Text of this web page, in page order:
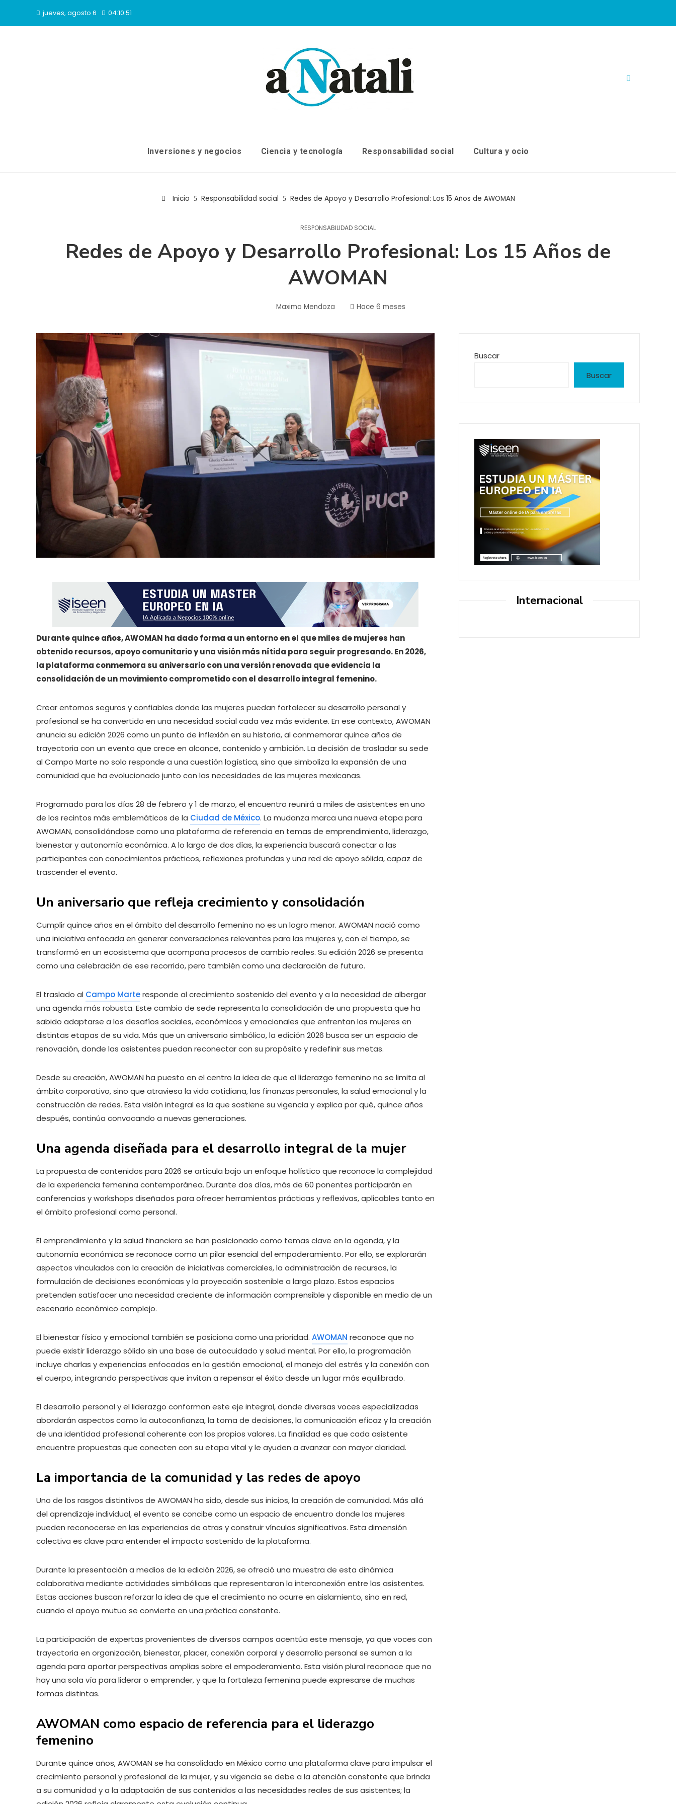
jueves, agosto 6 04:10:52
Inversiones y negocios Ciencia y tecnología Responsabilidad social Cultura y ocio
Inicio Responsabilidad social Redes de Apoyo y Desarrollo Profesional: Los 15 Años de AWOMAN
RESPONSABILIDAD SOCIAL
Redes de Apoyo y Desarrollo Profesional: Los 15 Años de
AWOMAN
Maximo Mendoza Hace 6 meses
Durante quince años, AWOMAN ha dado forma a un entorno en el que miles de mujeres han
obtenido recursos, apoyo comunitario y una visión más nítida para seguir progresando. En 2026,
la plataforma conmemora su aniversario con una versión renovada que evidencia la
consolidación de un movimiento comprometido con el desarrollo integral femenino.
Crear entornos seguros y confiables donde las mujeres puedan fortalecer su desarrollo personal y
profesional se ha convertido en una necesidad social cada vez más evidente. En ese contexto, AWOMAN
anuncia su edición 2026 como un punto de inflexión en su historia, al conmemorar quince años de
trayectoria con un evento que crece en alcance, contenido y ambición. La decisión de trasladar su sede
al Campo Marte no solo responde a una cuestión logística, sino que simboliza la expansión de una
comunidad que ha evolucionado junto con las necesidades de las mujeres mexicanas.
Programado para los días 28 de febrero y 1 de marzo, el encuentro reunirá a miles de asistentes en uno
de los recintos más emblemáticos de la Ciudad de México. La mudanza marca una nueva etapa para
AWOMAN, consolidándose como una plataforma de referencia en temas de emprendimiento, liderazgo,
bienestar y autonomía económica. A lo largo de dos días, la experiencia buscará conectar a las
participantes con conocimientos prácticos, reflexiones profundas y una red de apoyo sólida, capaz de
trascender el evento.
Un aniversario que refleja crecimiento y consolidación
Cumplir quince años en el ámbito del desarrollo femenino no es un logro menor. AWOMAN nació como
una iniciativa enfocada en generar conversaciones relevantes para las mujeres y, con el tiempo, se
transformó en un ecosistema que acompaña procesos de cambio reales. Su edición 2026 se presenta
como una celebración de ese recorrido, pero también como una declaración de futuro.
El traslado al Campo Marteresponde al crecimiento sostenido del evento y a la necesidad de albergar
una agenda más robusta. Este cambio de sede representa la consolidación de una propuesta que ha
sabido adaptarse a los desafíos sociales, económicos y emocionales que enfrentan las mujeres en
distintas etapas de su vida. Más que un aniversario simbólico, la edición 2026 busca ser un espacio de
renovación, donde las asistentes puedan reconectar con su propósito y redefinir sus metas.
Desde su creación, AWOMAN ha puesto en el centro la idea de que el liderazgo femenino no se limita al
ámbito corporativo, sino que atraviesa la vida cotidiana, las finanzas personales, la salud emocional y la
construcción de redes. Esta visión integral es la que sostiene su vigencia y explica por qué, quince años
después, continúa convocando a nuevas generaciones.
Una agenda diseñada para el desarrollo integral de la mujer
La propuesta de contenidos para 2026 se articula bajo un enfoque holístico que reconoce la complejidad
de la experiencia femenina contemporánea. Durante dos días, más de 60 ponentes participarán en
conferencias y workshops diseñados para ofrecer herramientas prácticas y reflexivas, aplicables tanto en
el ámbito profesional como personal.
El emprendimiento y la salud financiera se han posicionado como temas clave en la agenda, y la
autonomía económica se reconoce como un pilar esencial del empoderamiento. Por ello, se explorarán
aspectos vinculados con la creación de iniciativas comerciales, la administración de recursos, la
formulación de decisiones económicas y la proyección sostenible a largo plazo. Estos espacios
pretenden satisfacer una necesidad creciente de información comprensible y disponible en medio de un
escenario económico complejo.
El bienestar físico y emocional también se posiciona como una prioridad. AWOMAN reconoce que no
puede existir liderazgo sólido sin una base de autocuidado y salud mental. Por ello, la programación
incluye charlas y experiencias enfocadas en la gestión emocional, el manejo del estrés y la conexión con
el cuerpo, integrando perspectivas que invitan a repensar el éxito desde un lugar más equilibrado.
El desarrollo personal y el liderazgo conforman este eje integral, donde diversas voces especializadas
abordarán aspectos como la autoconfianza, la toma de decisiones, la comunicación eficaz y la creación
de una identidad profesional coherente con los propios valores. La finalidad es que cada asistente
encuentre propuestas que conecten con su etapa vital y le ayuden a avanzar con mayor claridad.
La importancia de la comunidad y las redes de apoyo
Uno de los rasgos distintivos de AWOMAN ha sido, desde sus inicios, la creación de comunidad. Más allá
del aprendizaje individual, el evento se concibe como un espacio de encuentro donde las mujeres
pueden reconocerse en las experiencias de otras y construir vínculos significativos. Esta dimensión
colectiva es clave para entender el impacto sostenido de la plataforma.
Durante la presentación a medios de la edición 2026, se ofreció una muestra de esta dinámica
colaborativa mediante actividades simbólicas que representaron la interconexión entre las asistentes.
Estas acciones buscan reforzar la idea de que el crecimiento no ocurre en aislamiento, sino en red,
cuando el apoyo mutuo se convierte en una práctica constante.
La participación de expertas provenientes de diversos campos acentúa este mensaje, ya que voces con
trayectoria en organización, bienestar, placer, conexión corporal y desarrollo personal se suman a la
agenda para aportar perspectivas amplias sobre el empoderamiento. Esta visión plural reconoce que no
hay una sola vía para liderar o emprender, y que la fortaleza femenina puede expresarse de muchas
formas distintas.
AWOMAN como espacio de referencia para el liderazgo
femenino
Durante quince años, AWOMAN se ha consolidado en México como una plataforma clave para impulsar el
crecimiento personal y profesional de la mujer, y su vigencia se debe a la atención constante que brinda
a su comunidad y a la adaptación de sus contenidos a las necesidades reales de sus asistentes; la
Buscar
Buscar
Internacional